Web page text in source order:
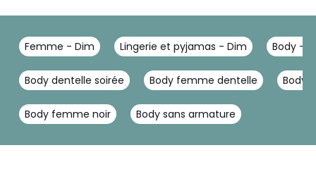
Femme - Dim Lingerie et pyjamas - Dim Body -
Body dentelle soirée Body femme dentelle Body
Body femme noir Body sans armature